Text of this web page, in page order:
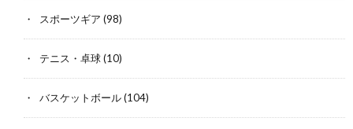
スポーツギア (98)
テニス・卓球(10)
バスケットボール(104)